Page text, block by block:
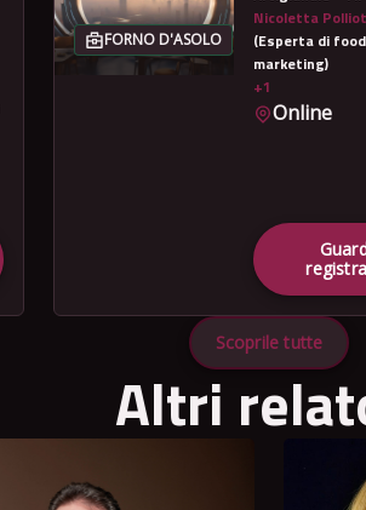
FORNO D'ASOLO
Nicoletta
(Esperta di
marketing)
+1
Online
Scoprile tutte
Altri